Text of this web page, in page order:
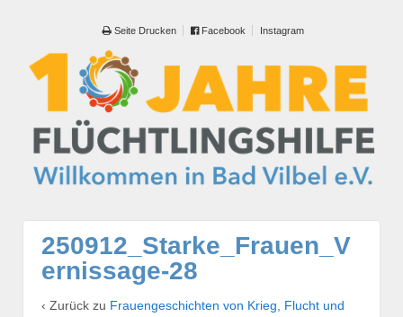
Seite Drucken Facebook Instagram
250912_Starke_Frauen_V
ernissage-28
‹ Zurück zu Frauengeschichten von Krieg, Flucht und